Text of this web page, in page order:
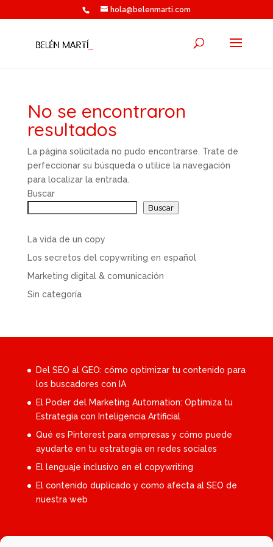
hola@belenmarti.com
No se encontraron
resultados
La página solicitada no pudo encontrarse. Trate de
perfeccionar su búsqueda o utilice la navegación
para localizar la entrada.
Buscar
Buscar
La vida de un copy
Los secretos del copywriting en español
Marketing digital & comunicación
Sin categoría
Del SEO al GEO: cómo optimizar tu contenido para
los buscadores con IA
El Poder del Marketing Automation: Optimiza tu
Estrategia con Inteligencia Artificial
Qué es Pinterest para empresas y cómo puede
ayudarte en tu estrategia en redes sociales
El lenguaje inclusivo en el copywriting
El contenido duplicado y como afecta al SEO de
nuestra web